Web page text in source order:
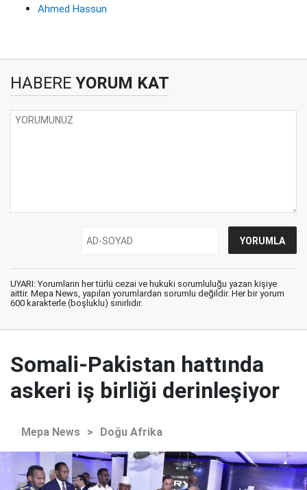
Ahmed Hassun
HABERE YORUM KAT
UYARI: Yorumların her türlü cezai ve hukuki sorumluluğu yazan kişiye
aittir. Mepa News, yapılan yorumlardan sorumlu değildir. Her bir yorum
600 karakterle (boşluklu) sınırlıdır.
Somali-Pakistan hattında
askeri iş birliği derinleşiyor
Mepa News > Doğu Afrika